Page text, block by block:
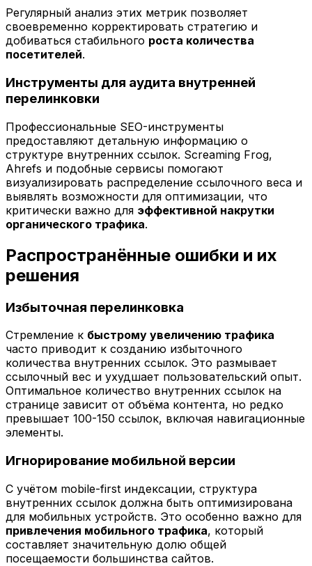
Регулярный анализ этих метрик позволяет
своевременно корректировать стратегию и
добиваться стабильного роста количества
посетителей.
Инструменты для аудита внутренней
перелинковки
Профессиональные SEO-инструменты
предоставляют детальную информацию о
структуре внутренних ссылок. Screaming Frog,
Ahrefs и подобные сервисы помогают
визуализировать распределение ссылочного веса и
выявлять возможности для оптимизации, что
критически важно для эффективной накрутки
органического трафика.
Распространённые ошибки и их
решения
Избыточная перелинковка
Стремление к быстрому увеличению трафика
часто приводит к созданию избыточного
количества внутренних ссылок. Это размывает
ссылочный вес и ухудшает пользовательский опыт.
Оптимальное количество внутренних ссылок на
странице зависит от объёма контента, но редко
превышает 100-150 ссылок, включая навигационные
элементы.
Игнорирование мобильной версии
С учётом mobile-first индексации, структура
внутренних ссылок должна быть оптимизирована
для мобильных устройств. Это особенно важно для
привлечения мобильного трафика, который
составляет значительную долю общей
посещаемости большинства сайтов.